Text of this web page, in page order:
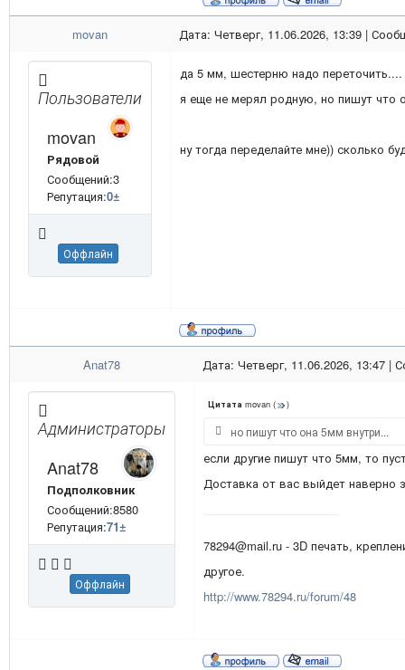
movan Дата: Четверг, 11.06.2026, 13:39 |
Пользователи
movan
Рядовой
Сообщений:3
Репутация:0±
Оффлайн
да 5 мм, шестерню надо переточить....
я еще не мерял родную, но пишут что
ну тогда переделайте мне)) сколько
Anat78 Дата: Четверг, 11.06.2026, 13:47 |
Администраторы
Anat78
Подполковник
Сообщений:8580
Репутация:71±
Оффлайн
Цитата movan ( )
но пишут что она 5мм внутри...
если другие пишут что 5мм, то
Доставка от вас выйдет наверно
78294@mail.ru - 3D печать,
другое.
http://www.78294.ru/forum/48